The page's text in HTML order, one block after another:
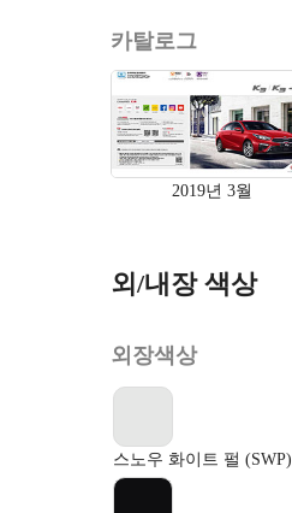
카탈로그
2019년 3월
외/내장 색상
외장색상
스노우 화이트 펄 (SWP)